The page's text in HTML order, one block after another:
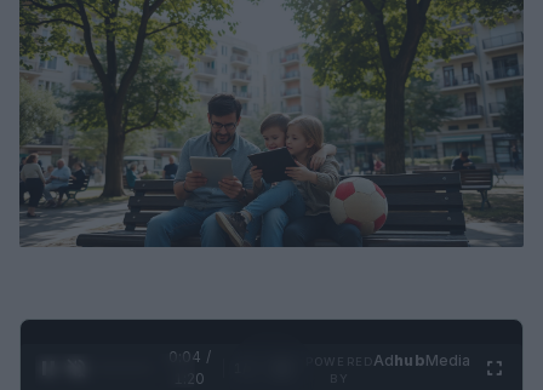
0:05 /
1:20
AdhubMedia